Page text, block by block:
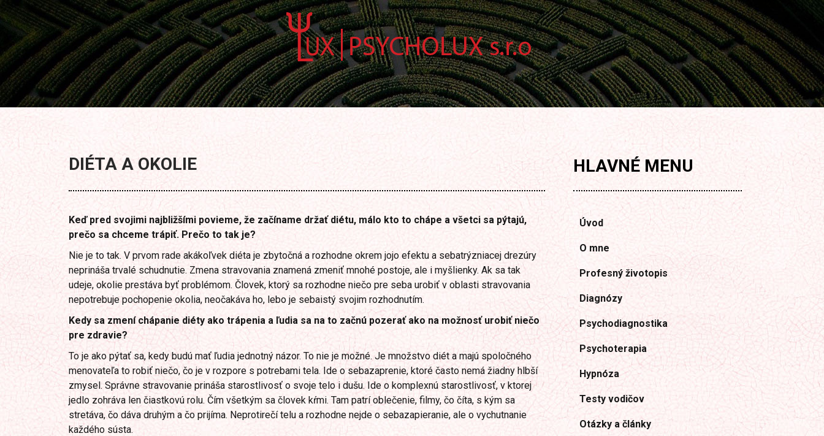
DIÉTA A OKOLIE
Keď pred svojimi najbližšími povieme, že začíname držať diétu, málo kto to chápe a všetci sa pýtajú,
prečo sa chceme trápiť. Prečo to tak je?
Nie je to tak. V prvom rade akákoľvek diéta je zbytočná a rozhodne okrem jojo efektu a sebatrýzniacej drezúry
neprináša trvalé schudnutie. Zmena stravovania znamená zmeniť mnohé postoje, ale i myšlienky. Ak sa tak
udeje, okolie prestáva byť problémom. Človek, ktorý sa rozhodne niečo pre seba urobiť v oblasti stravovania
nepotrebuje pochopenie okolia, neočakáva ho, lebo je sebaistý svojim rozhodnutím.
Kedy sa zmení chápanie diéty ako trápenia a ľudia sa na to začnú pozerať ako na možnosť urobiť niečo
pre zdravie?
To je ako pýtať sa, kedy budú mať ľudia jednotný názor. To nie je možné. Je množstvo diét a majú spoločného
menovateľa to robiť niečo, čo je v rozpore s potrebami tela. Ide o sebazaprenie, ktoré často nemá žiadny hlbší
zmysel. Správne stravovanie prináša starostlivosť o svoje telo i dušu. Ide o komplexnú starostlivosť, v ktorej
jedlo zohráva len čiastkovú rolu. Čím všetkým sa človek kŕmi. Tam patrí oblečenie, filmy, čo číta, s kým sa
stretáva, čo dáva druhým a čo prijíma. Neprotirečí telu a rozhodne nejde o sebazapieranie, ale o vychutnanie
každého sústa.
HLAVNÉ MENU
Úvod
O mne
Profesný životopis
Diagnózy
Psychodiagnostika
Psychoterapia
Hypnóza
Testy vodičov
Otázky a články